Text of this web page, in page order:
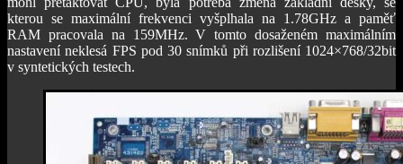
kterou se maximální frekvenci vyšplhala na 1.78GHz a paměť
RAM pracovala na 159MHz. V tomto dosaženém maximálním
nastavení neklesá FPS pod 30 snímků při rozlišení 1024×768/32bit
v syntetických testech.